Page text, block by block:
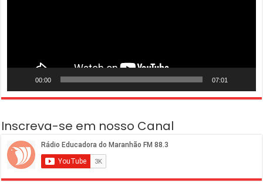
00:00 07:01
Inscreva-se em nosso Canal